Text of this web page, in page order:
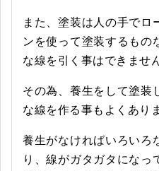
また、塗装は人の手でロ
ンを使って塗装するもの
な線を引く事はできませ
その為、養生をして塗装
な線を作る事もよくあり
養生がなければいろいろ
り、線がガタガタになっ